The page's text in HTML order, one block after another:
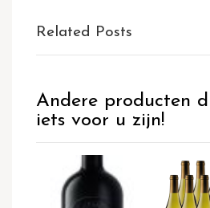
Related Posts
Andere producten
iets voor u zijn!